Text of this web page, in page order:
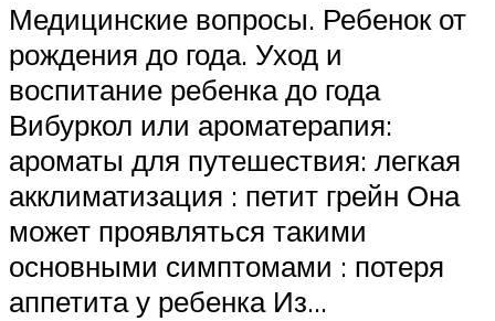
Медицинские вопросы. Ребенок от
рождения до года. Уход и
воспитание ребенка до года
Вибуркол или ароматерапия:
ароматы для путешествия: легкая
акклиматизация : петит грейн Она
может проявляться такими
основными симптомами : потеря
аппетита у ребенка Из…